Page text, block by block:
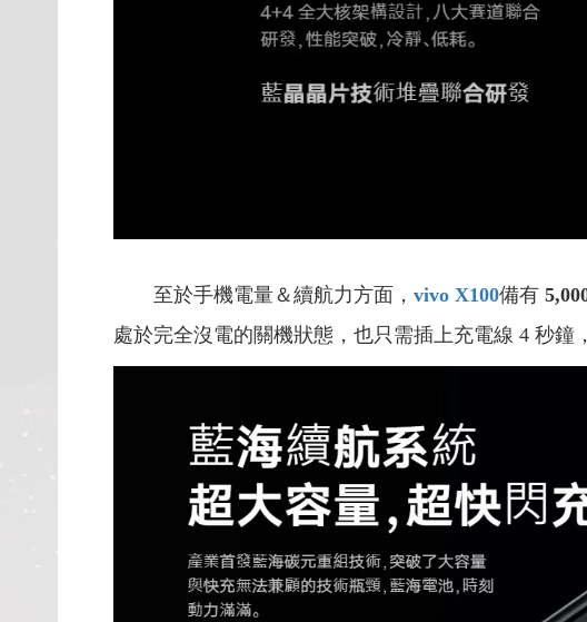
至於手機電量＆續航力方面， vivo X100備有
處於完全沒電的關機狀態，也只需插上充電線 4 秒鐘